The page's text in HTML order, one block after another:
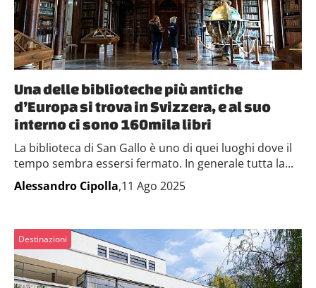
Una delle biblioteche più antiche
d’Europa si trova in Svizzera, e al suo
interno ci sono 160mila libri
La biblioteca di San Gallo è uno di quei luoghi dove il
tempo sembra essersi fermato. In generale tutta la...
Alessandro Cipolla,11 Ago 2025
Destinazioni